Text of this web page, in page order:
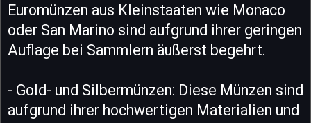
Euromünzen aus Kleinstaaten wie Monaco
oder San Marino sind aufgrund ihrer geringen
Auflage bei Sammlern äußerst begehrt.
- Gold- und Silbermünzen: Diese Münzen sind
aufgrund ihrer hochwertigen Materialien und